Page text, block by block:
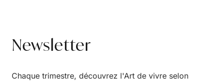
Newsletter
Chaque trimestre, découvrez l'Art de vivre selon